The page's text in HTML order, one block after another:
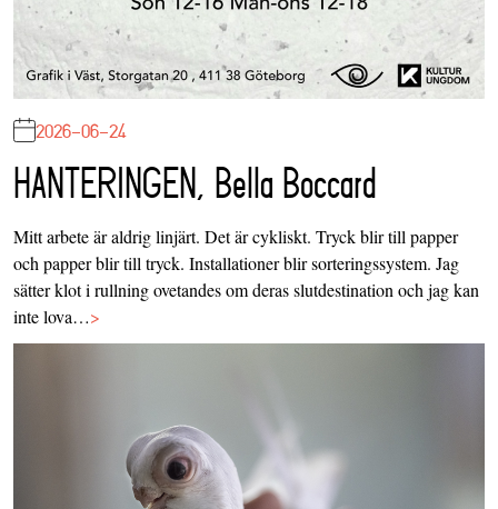
2026-06-24
HANTERINGEN, Bella Boccard
Mitt arbete är aldrig linjärt. Det är cykliskt. Tryck blir till papper
och papper blir till tryck. Installationer blir sorteringssystem. Jag
sätter klot i rullning ovetandes om deras slutdestination och jag kan
inte lova…>